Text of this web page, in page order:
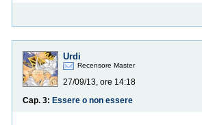
Urdi
Recensore Master
27/09/13, ore 14:18
Cap. 3: Essere o non essere